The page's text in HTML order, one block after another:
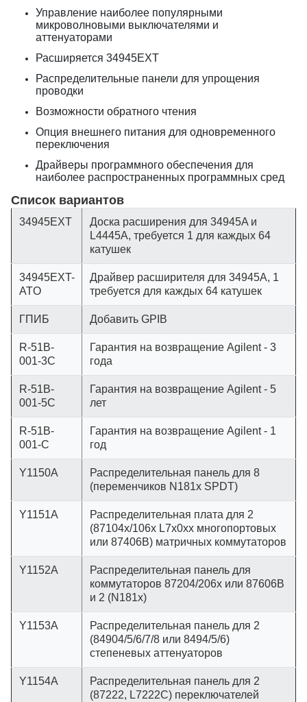
Управление наиболее популярными
микроволновыми выключателями и
аттенуаторами
Расширяется 34945EXT
Распределительные панели для упрощения
проводки
Возможности обратного чтения
Опция внешнего питания для одновременного
переключения
Драйверы программного обеспечения для
наиболее распространенных программных сред
Список вариантов
34945EXT
Доска расширения для 34945A и
L4445A, требуется 1 для каждых 64
катушек
34945EXT-
ATO
Драйвер расширителя для 34945A, 1
требуется для каждых 64 катушек
ГПИБ Добавить GPIB
R-51B-
001-3C
Гарантия на возвращение Agilent - 3
года
R-51B-
001-5C
Гарантия на возвращение Agilent - 5
лет
R-51B-
001-C
Гарантия на возвращение Agilent - 1
год
Y1150A
Распределительная панель для 8
(переменчиков N181x SPDT)
Y1151A
Распределительная плата для 2
(87104x/106x L7x0xx многопортовых
или 87406B) матричных коммутаторов
Y1152A
Распределительная панель для
коммутаторов 87204/206x или 87606B
и 2 (N181x)
Y1153A
Распределительная панель для 2
(84904/5/6/7/8 или 8494/5/6)
степеневых аттенуаторов
Y1154A
Распределительная панель для 2
(87222, L7222C) переключателей